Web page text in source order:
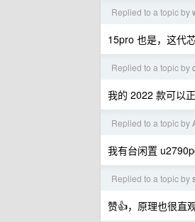
Replied to a topic by
15pro 也是，这代
Replied to a topic by
我的 2022 款可以
Replied to a topic by
我有台闲置
Replied to a topic by
赞👍，原理也很直